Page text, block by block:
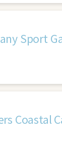
Coastal